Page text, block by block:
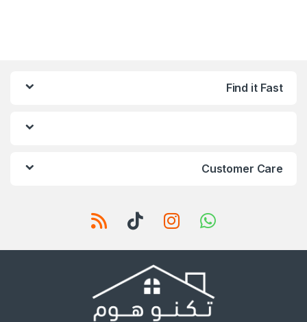
Find it Fast
Customer Care